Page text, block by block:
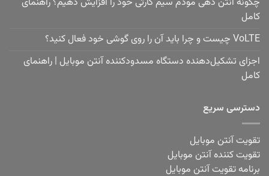
کامل
VoLTE چیست و چرا باید آن را روی گوشی خود فعال کنید؟
اجزای تشکیل‌دهنده دستگاه مسدودکننده آنتن موبایل | راهنمای
کامل
دسترسی سریع
تقویت آنتن موبایل
تقویت کننده آنتن موبایل
برنامه تقویت آنتن موبایل